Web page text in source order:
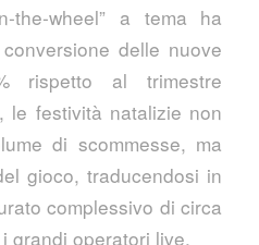
a tema ha
delle nuove
rispetto al trimestre
le festività natalizie non
di scommesse, ma
gioco, traducendosi in
complessivo di circa
grandi operatori live.